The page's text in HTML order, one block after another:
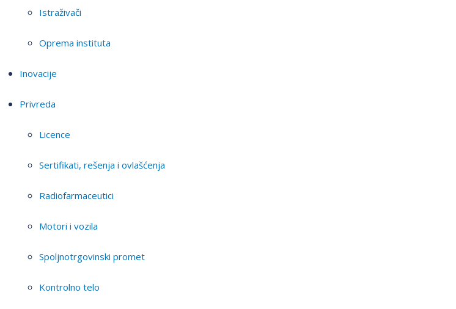
Istraživači
Oprema instituta
Inovacije
Privreda
Licence
Sertifikati, rešenja i ovlašćenja
Radiofarmaceutici
Motori i vozila
Spoljnotrgovinski promet
Kontrolno telo